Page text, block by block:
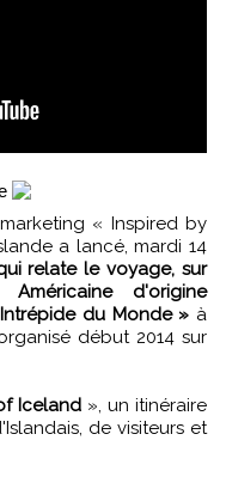
a lancé, mardi 14
relate le voyage, sur
d'origine
du Monde » à
début 2014 sur
Iceland», un itinéraire
de visiteurs et